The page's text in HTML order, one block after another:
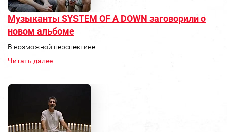
Музыканты SYSTEM OF A DOWN заговорили о
новом альбоме
В возможной перспективе.
Читать далее